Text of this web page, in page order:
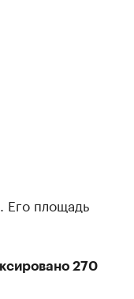
Его площадь
270